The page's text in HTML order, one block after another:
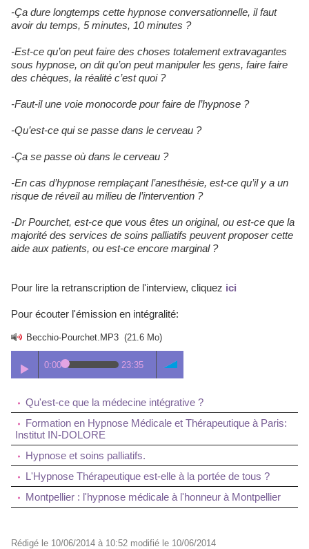
-Ça dure longtemps cette hypnose conversationnelle, il faut
avoir du temps, 5 minutes, 10 minutes ?
-Est-ce qu’on peut faire des choses totalement extravagantes
sous hypnose, on dit qu’on peut manipuler les gens, faire faire
des chèques, la réalité c’est quoi ?
-Faut-il une voie monocorde pour faire de l’hypnose ?
-Qu’est-ce qui se passe dans le cerveau ?
-Ça se passe où dans le cerveau ?
-En cas d’hypnose remplaçant l’anesthésie, est-ce qu’il y a un
risque de réveil au milieu de l’intervention ?
-Dr Pourchet, est-ce que vous êtes un original, ou est-ce que la
majorité des services de soins palliatifs peuvent proposer cette
aide aux patients, ou est-ce encore marginal ?
Pour lire la retranscription de l'interview, cliquez ici
Pour écouter l'émission en intégralité:
Becchio-Pourchet.MP3 (21.6 Mo)
0:00 23:35
Qu'est-ce que la médecine intégrative ?
Formation en Hypnose Médicale et Thérapeutique à Paris:
Institut IN-DOLORE
Hypnose et soins palliatifs.
L'Hypnose Thérapeutique est-elle à la portée de tous ?
Montpellier : l'hypnose médicale à l'honneur à Montpellier
Rédigé le 10/06/2014 à 10:52 modifié le 10/06/2014